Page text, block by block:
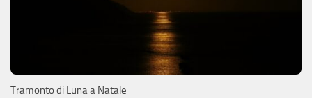
Tramonto di Luna a Natale